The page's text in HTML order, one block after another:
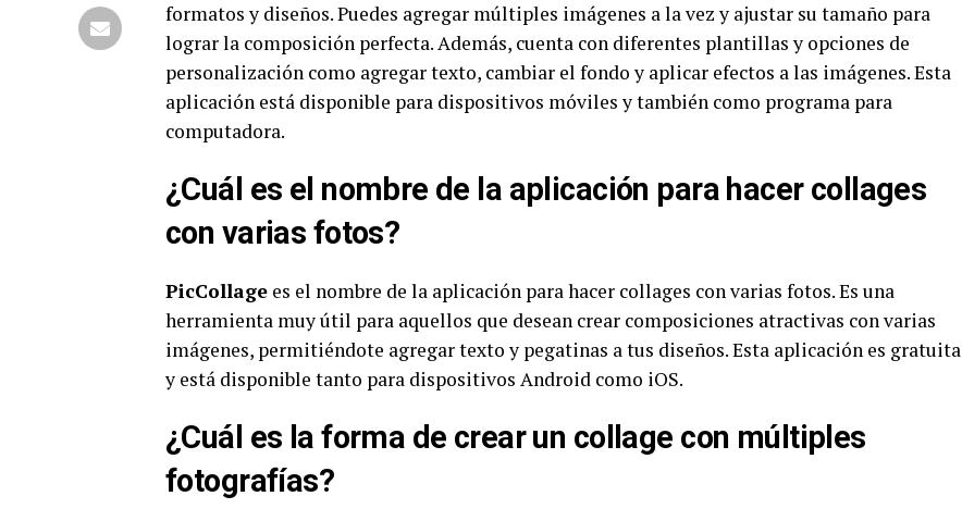
formatos y diseños. Puedes agregar múltiples imágenes a la vez y ajustar su tamaño para
lograr la composición perfecta. Además, cuenta con diferentes plantillas y opciones de
personalización como agregar texto, cambiar el fondo y aplicar efectos a las imágenes. Esta
aplicación está disponible para dispositivos móviles y también como programa para
computadora.
¿Cuál es el nombre de la aplicación para hacer collages
con varias fotos?
PicCollage es el nombre de la aplicación para hacer collages con varias fotos. Es una
herramienta muy útil para aquellos que desean crear composiciones atractivas con varias
imágenes, permitiéndote agregar texto y pegatinas a tus diseños. Esta aplicación es gratuita
y está disponible tanto para dispositivos Android como iOS.
¿Cuál es la forma de crear un collage con múltiples
fotografías?